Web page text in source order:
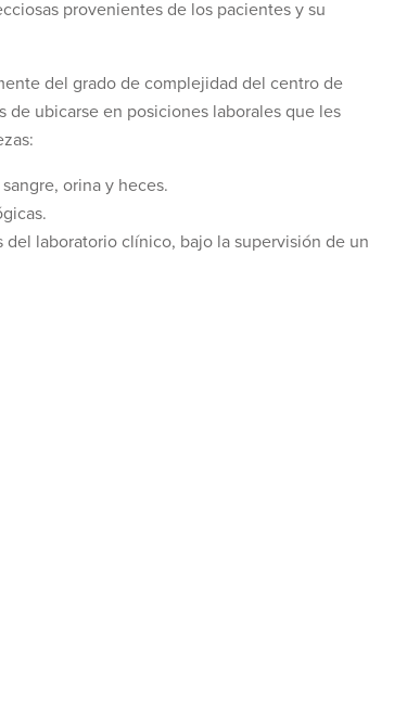
provenientes de los pacientes y su
del grado de complejidad del centro de
de ubicarse en posiciones laborales que les
orina y heces.
del laboratorio clínico, bajo la supervisión de un